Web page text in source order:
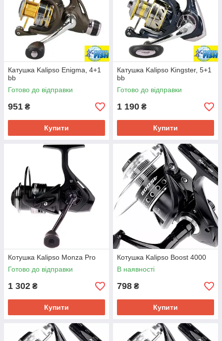
Катушка Kalipso Enigma, 4+1
bb
Готово до відправки
951 ₴
Купити
Катушка Kalipso Kingster, 5+1
bb
Готово до відправки
1 190 ₴
Купити
Котушка Kalipso Monza Pro
Готово до відправки
1 302 ₴
Купити
Котушка Kalipso Boost 4000
В наявності
798 ₴
Купити